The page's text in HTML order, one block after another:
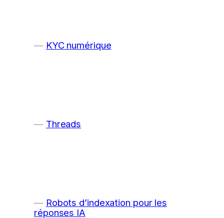
KYC numérique
Threads
Robots d’indexation pour les
réponses IA